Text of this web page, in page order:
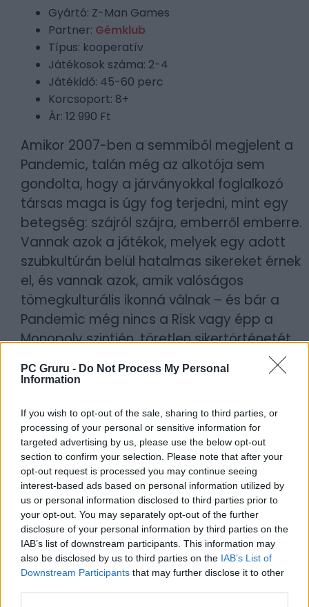
PC Gruru - Do Not Process My Personal
Information
If you wish to opt-out of the sale, sharing to third parties, or
processing of your personal or sensitive information for
targeted advertising by us, please use the below opt-out
section to confirm your selection. Please note that after your
opt-out request is processed you may continue seeing
interest-based ads based on personal information utilized by
us or personal information disclosed to third parties prior to
your opt-out. You may separately opt-out of the further
disclosure of your personal information by third parties on the
IAB’s list of downstream participants. This information may
also be disclosed by us to third parties on the IAB’s List of
Downstream Participants that may further disclose it to other
Gyártó: Z-Man Games
Partner: Gémklub
Típus: kooperatív
Játékosok száma: 2-4
Játékidő: 45-60 perc
Korcsoport: 8+
Ár: 12 990 Ft
Amikor 2007-ben a semmiből megjelent a
Pandemic, talán még az alkotója sem
gondolta, hogy a járványokkal foglalkozó
társas maga is úgy fog terjedni, mint egy
betegség: szájról szájra, emberről emberre.
Vannak azok a játékok, melyek egy adott
szubkultúrán belül hatalmas sikereket érnek
el, és vannak azok, amik valóságos
tömegkulturális ikonná válnak – és bár a
Pandemic még nincs a Risk vagy épp a
Monopoly szintjén, töretlen sikertörténetét
látva egyáltalán nem lenne meglepő, ha a
jövőben ez változna.
A Pandemic manapság ugyanis hatalmas
franchise-zá duzzadt, spinoffokkal,
korszakalkotó újítókkal (Legacy), és
tematikus, Survival-szériának hívott
kilengésekkel, melyek a Pandemic
alapmechanikát ültették át egy teljesen új
témába: az Iberiában a kor fertőzéseivel
kellett felvenni a harcot, a Rising Tide-dal a
Hollandiát fenyegető, egyre inkább
emelkedő vízszint okozta a fő bosszúságot,